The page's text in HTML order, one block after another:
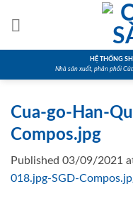
HỆ THỐNG
Nhà sản xuất, phân phối
Cua-go-Han-
Compos.jpg
Published 03/09/2021
018.jpg-SGD-